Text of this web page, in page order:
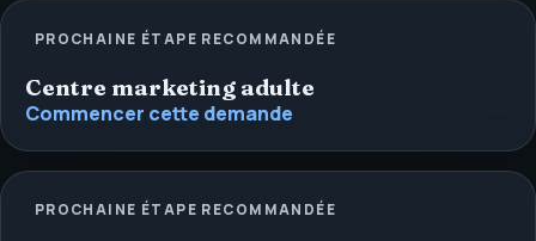
PROCHAINE ÉTAPE RECOMMANDÉE
Centre marketing adulte
Commencer cette demande
PROCHAINE ÉTAPE RECOMMANDÉE